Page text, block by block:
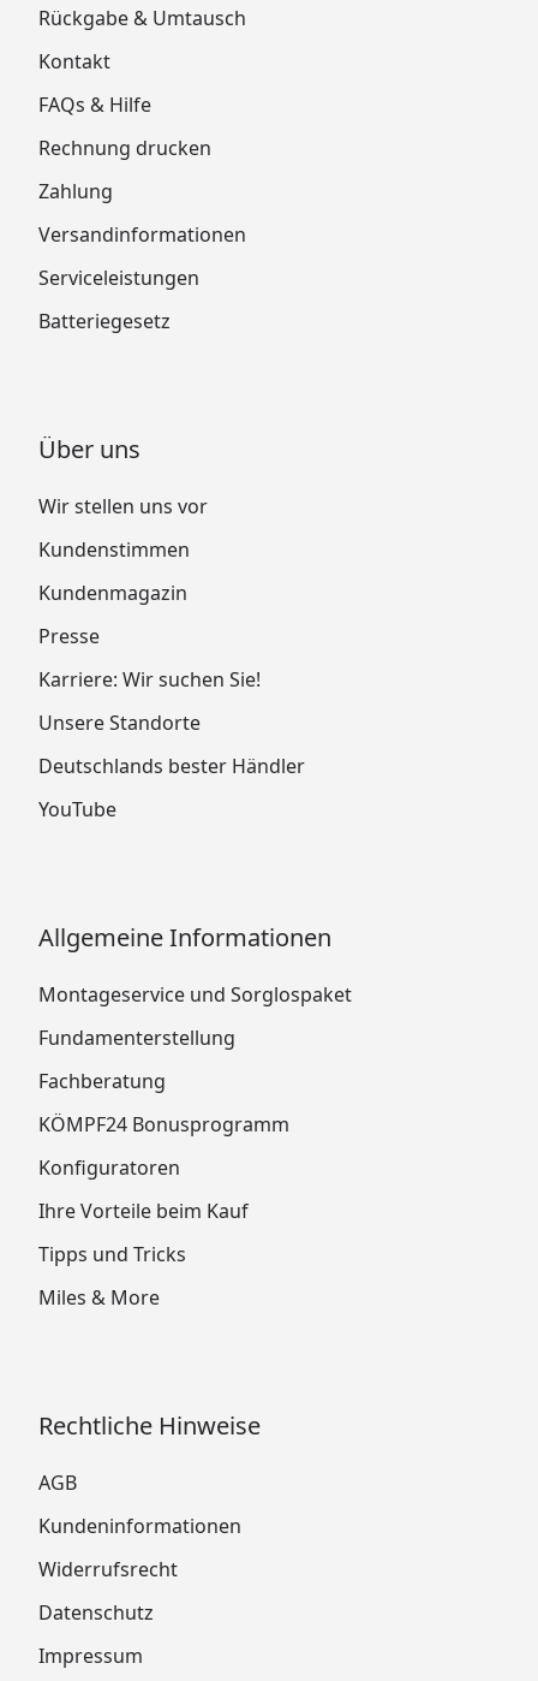
Rückgabe & Umtausch
Kontakt
FAQs & Hilfe
Rechnung drucken
Zahlung
Versandinformationen
Serviceleistungen
Batteriegesetz
Über uns
Wir stellen uns vor
Kundenstimmen
Kundenmagazin
Presse
Karriere: Wir suchen Sie!
Unsere Standorte
Deutschlands bester Händler
YouTube
Allgemeine Informationen
Montageservice und Sorglospaket
Fundamenterstellung
Fachberatung
KÖMPF24 Bonusprogramm
Konfiguratoren
Ihre Vorteile beim Kauf
Tipps und Tricks
Miles & More
Rechtliche Hinweise
AGB
Kundeninformationen
Widerrufsrecht
Datenschutz
Impressum